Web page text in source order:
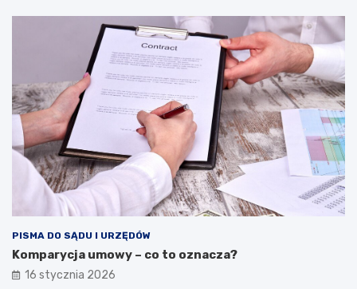
PISMA DO SĄDU I URZĘDÓW
Komparycja umowy – co to oznacza?
16 stycznia 2026